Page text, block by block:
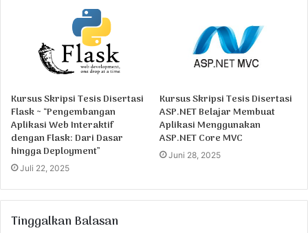
Kursus Skripsi Tesis Disertasi
Flask ~ “Pengembangan
Aplikasi Web Interaktif
dengan Flask: Dari Dasar
hingga Deployment”
Juli 22, 2025
Kursus Skripsi Tesis Disertasi
ASP.NET Belajar Membuat
Aplikasi Menggunakan
ASP.NET Core MVC
Juni 28, 2025
Tinggalkan Balasan